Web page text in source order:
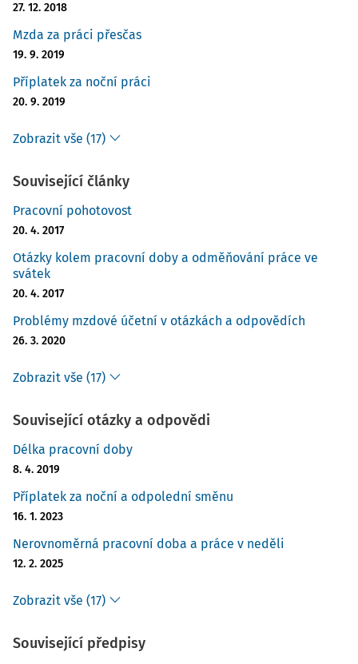
27. 12. 2018
Mzda za práci přesčas
19. 9. 2019
Příplatek za noční práci
20. 9. 2019
Zobrazit vše (17)
Související články
Pracovní pohotovost
20. 4. 2017
Otázky kolem pracovní doby a odměňování práce ve
svátek
20. 4. 2017
Problémy mzdové účetní v otázkách a odpovědích
26. 3. 2020
Zobrazit vše (17)
Související otázky a odpovědi
Délka pracovní doby
8. 4. 2019
Příplatek za noční a odpolední směnu
16. 1. 2023
Nerovnoměrná pracovní doba a práce v neděli
12. 2. 2025
Zobrazit vše (17)
Související předpisy